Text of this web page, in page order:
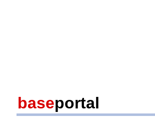
baseportal